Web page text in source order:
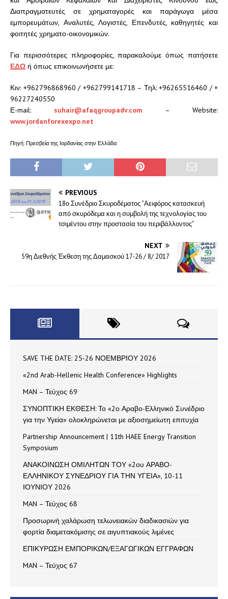
Διαπραγματευτές σε χρηματαγορές και παράγωγα μέσα
εμπορευμάτων, Αναλυτές, Λογιστές, Επενδυτές, καθηγητές και
φοιτητές χρηματο-οικονομικών.
Για περισσότερες πληροφορίες, παρακαλούμε όπως πατήσετε
ΕΔΩ ή όπως επικοινωνήσετε με:
Κιν: +962796868960 / +962799141718 – Τηλ: +96265516460 / +
96227240550
Ε-mail: suhair@afaqgroupadv.com – Website:
www.jordanforexexpo.net
Πηγή: Πρεσβεία της Ιορδανίας στην Ελλάδα
PREVIOUS
18ο Συνέδριο Σκυροδέματος “Αειφόρος κατασκευή
από σκυρόδεμα και η συμβολή της τεχνολογίας του
τσιμέντου στην προστασία του περιβάλλοντος”
NEXT
59η Διεθνής Έκθεση της Δαμασκού 17-26 / 8/ 2017
SAVE THE DATE: 25-26 ΝΟΕΜΒΡΙΟΥ 2026
«2nd Arab-Hellenic Health Conference» Highlights
MAN – Τεύχος 69
ΣΥΝΟΠΤΙΚΗ ΕΚΘΕΣΗ: Το «2ο Αραβο-Ελληνικό Συνέδριο
για την Υγεία» ολοκληρώνεται με αξιοσημείωτη επιτυχία
Partnership Announcement | 11th HAEE Energy Transition
Symposium
ΑΝΑΚΟΙΝΩΣΗ ΟΜΙΛΗΤΩΝ ΤΟΥ «2ου ΑΡΑΒΟ-
ΕΛΛΗΝΙΚΟΥ ΣΥΝΕΔΡΙΟΥ ΓΙΑ ΤΗΝ ΥΓΕΙΑ», 10-11
ΙΟΥΝΙΟΥ 2026
MAN – Τεύχος 68
Προσωρινή χαλάρωση τελωνειακών διαδικασιών για
φορτία διαμετακόμισης σε αιγυπτιακούς λιμένες
ΕΠΙΚΥΡΩΣΗ ΕΜΠΟΡΙΚΩΝ/ΕΞΑΓΩΓΙΚΩΝ ΕΓΓΡΑΦΩΝ
MAN – Τεύχος 67